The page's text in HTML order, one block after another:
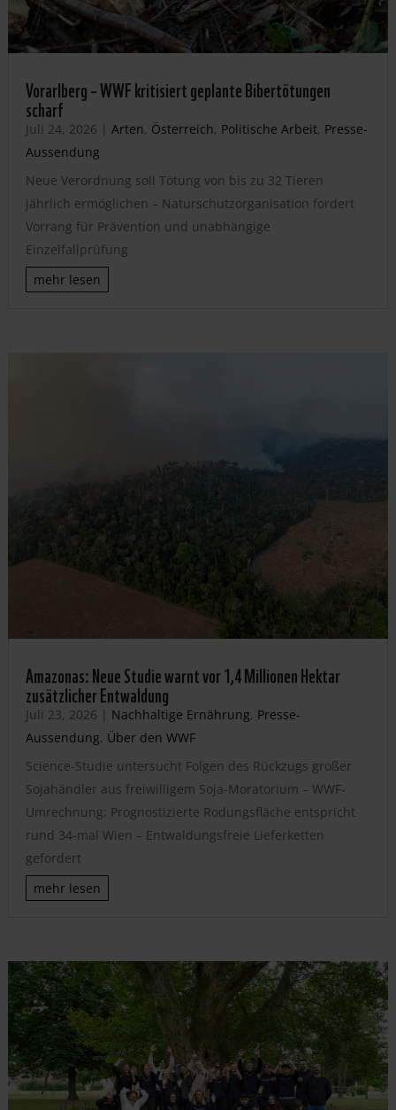
Vorarlberg – WWF kritisiert geplante Bibertötungen
scharf
Juli 24, 2026 | Arten, Österreich, Politische Arbeit, Presse-
Aussendung
Neue Verordnung soll Tötung von bis zu 32 Tieren
jährlich ermöglichen – Naturschutzorganisation fordert
Vorrang für Prävention und unabhängige
Einzelfallprüfung
mehr lesen
Amazonas: Neue Studie warnt vor 1,4 Millionen Hektar
zusätzlicher Entwaldung
Juli 23, 2026 | Nachhaltige Ernährung, Presse-
Aussendung, Über den WWF
Science-Studie untersucht Folgen des Rückzugs großer
Sojahändler aus freiwilligem Soja-Moratorium – WWF-
Umrechnung: Prognostizierte Rodungsfläche entspricht
rund 34-mal Wien – Entwaldungsfreie Lieferketten
gefordert
mehr lesen